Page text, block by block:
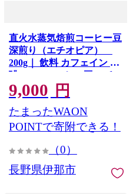
直火水蒸気焙煎コーヒー豆
深煎り（エチオピア）
200g｜ 飲料 カフェイン 珈
琲 coffee コーヒー豆 エチ
オピア 直火水蒸気焙煎 深
煎り 伊那 長野 信州 ふるさ
と納税【009-59】
9,000 円
たまったWAON
POINTで寄附できる！
（0）
長野県伊那市